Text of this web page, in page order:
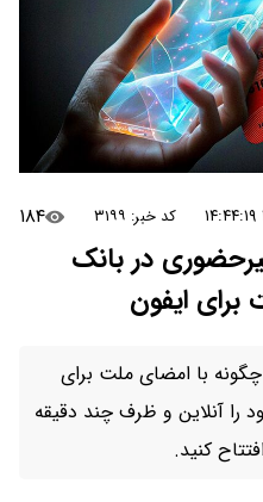
کد خبر: ۳۱۹۹ ۱۸۴
در بانک
ایفون
با امضای ملت برای
را آنلاین و ظرف چند دقیقه
کنید.